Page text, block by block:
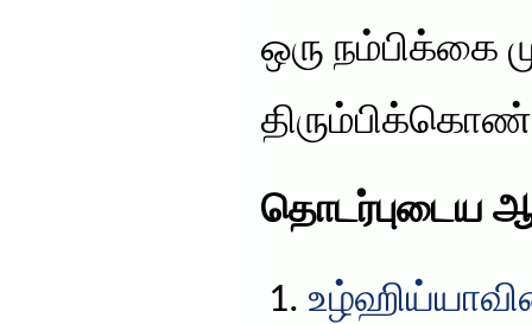
ஒரு நம்பிக்கை
தொடர்புடைய